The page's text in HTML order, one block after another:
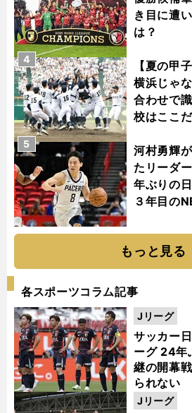
き目に遭
は？
【夏の甲
横浜じゃ
合わせで
校はここだ
4
河村勇輝
たリーダ
年ぶりの
３年目の
5
もっと見る
各スポーツコラム記事
サッカー
ーグ 24年
継の開幕
られない
Jリーグ
Jリーグ